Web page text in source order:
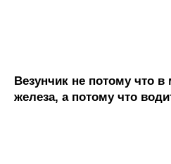
Везунчик не потому что
железа, а потому что